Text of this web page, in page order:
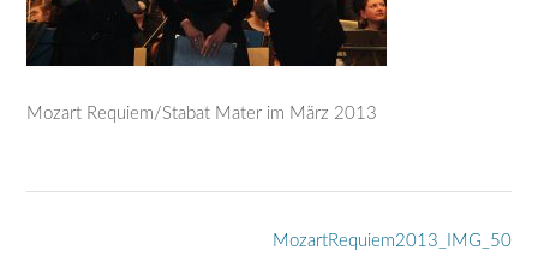
Mozart Requiem/Stabat Mater im März 2013
MozartRequiem2013_IMG_50